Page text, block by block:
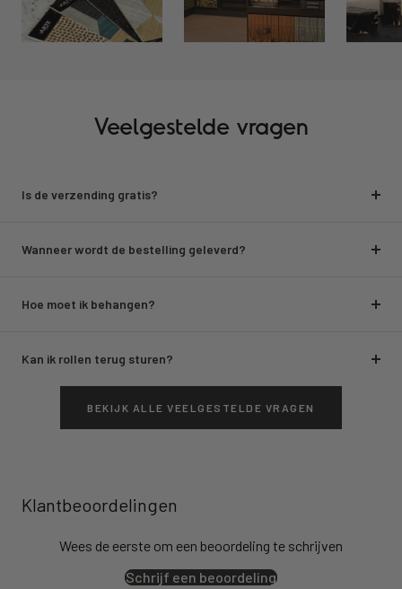
Veelgestelde vragen
Is de verzending gratis?
Wanneer wordt de bestelling geleverd?
Hoe moet ik behangen?
Kan ik rollen terug sturen?
BEKIJK ALLE VEELGESTELDE VRAGEN
Klantbeoordelingen
Wees de eerste om een beoordeling te schrijven
Schrijf een beoordeling